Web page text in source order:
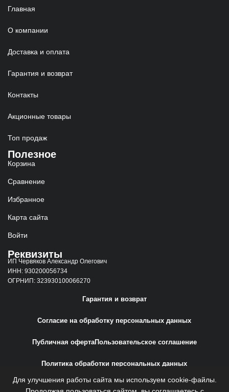
Главная
О компании
Доставка и оплата
Гарантия и возврат
Контакты
Акционные товары
Топ продаж
Полезное
Корзина
Сравнение
Избранное
Карта сайта
Войти
Реквизиты
ИП Червяков Александр Олегович
ИНН: 930200056734
ОГРНИП: 323930100066270
Гарантия и возврат
Согласие на обработку персональных данных
Публичная офертаПользовательское соглашение
Политика обработки персональных данных
Сайт создан Web-Creative.Studio
Для улучшения работы сайта мы используем cookie-файлы.